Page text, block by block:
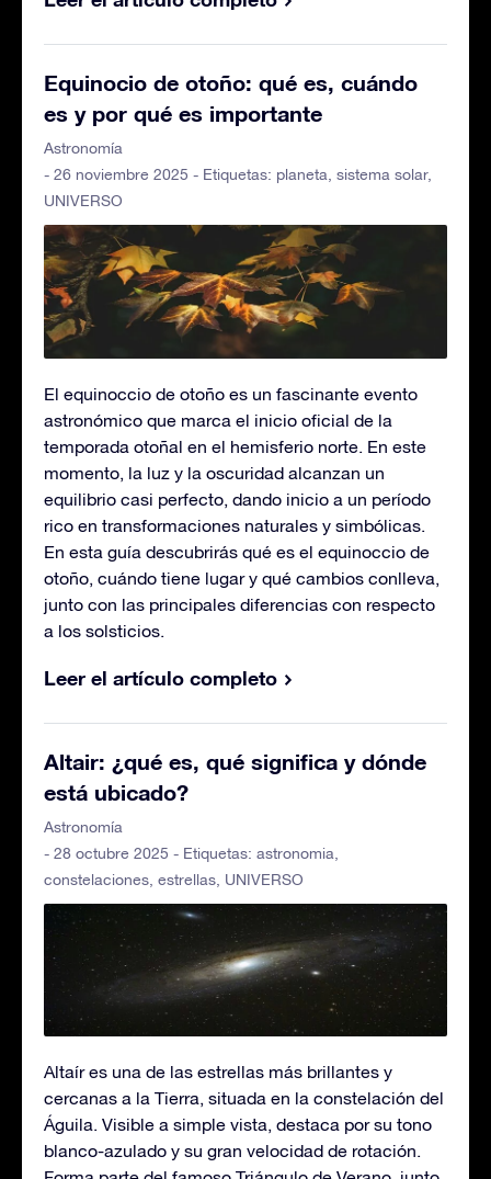
Equinocio de otoño: qué es, cuándo
es y por qué es importante
Astronomía
- 26 noviembre 2025 - Etiquetas: planeta, sistema solar,
UNIVERSO
El equinoccio de otoño es un fascinante evento
astronómico que marca el inicio oficial de la
temporada otoñal en el hemisferio norte. En este
momento, la luz y la oscuridad alcanzan un
equilibrio casi perfecto, dando inicio a un período
rico en transformaciones naturales y simbólicas.
En esta guía descubrirás qué es el equinoccio de
otoño, cuándo tiene lugar y qué cambios conlleva,
junto con las principales diferencias con respecto
a los solsticios.
Leer el artículo completo
Altair: ¿qué es, qué significa y dónde
está ubicado?
Astronomía
- 28 octubre 2025 - Etiquetas: astronomia
constelaciones estrellas UNIVERSO
Altaír es una de las estrellas más brillantes y
cercanas a la Tierra, situada en la constelación del
Águila. Visible a simple vista, destaca por su tono
blanco-azulado y su gran velocidad de rotación.